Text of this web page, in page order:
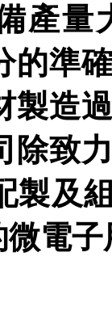
產量
的準
製造
除致
製及
電